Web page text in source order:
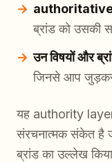
ब्रांड को उसकी
उन विषयों और
जिनसे आप
यह authority layer
संरचनात्मक संकेत है
ब्रांड का उल्लेख किया